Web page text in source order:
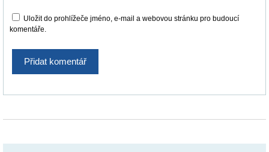
Uložit do prohlížeče jméno, e-mail a webovou stránku pro budoucí
komentáře.